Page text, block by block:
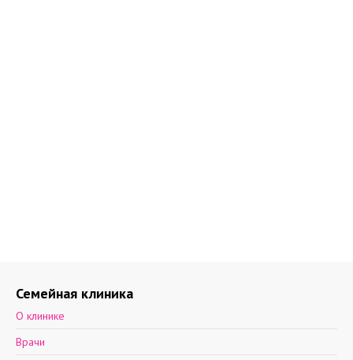
Семейная клиника
О клинике
Врачи